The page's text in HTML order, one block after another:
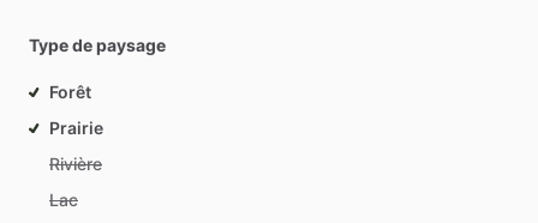
Type de paysage
Forêt
Prairie
Rivière
Lac